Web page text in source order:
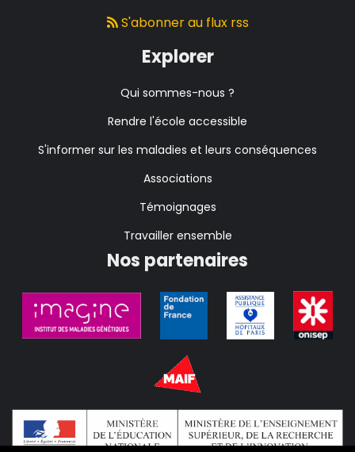
S'abonner au flux rss
Explorer
Qui sommes-nous ?
Rendre l'école accessible
S'informer sur les maladies et leurs conséquences
Associations
Témoignages
Travailler ensemble
Nos partenaires